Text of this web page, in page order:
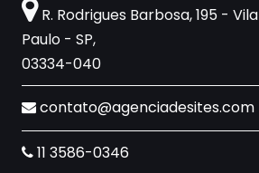
R. Rodrigues Barbosa, 195 -
Paulo - SP,
03334-040
contato@agenciadesites.com
11 3586-0346